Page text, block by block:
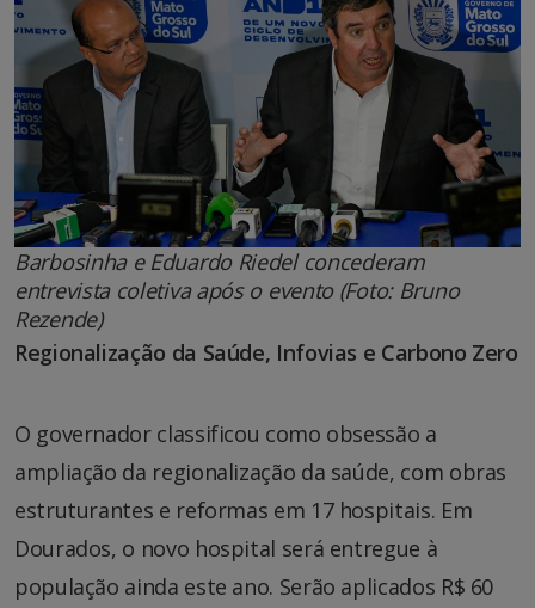
Barbosinha e Eduardo Riedel concederam
entrevista coletiva após o evento (Foto: Bruno
Rezende)
Regionalização da Saúde, Infovias e Carbono Zero
O governador classificou como obsessão a
ampliação da regionalização da saúde, com obras
estruturantes e reformas em 17 hospitais. Em
Dourados, o novo hospital será entregue à
população ainda este ano. Serão aplicados R$ 60